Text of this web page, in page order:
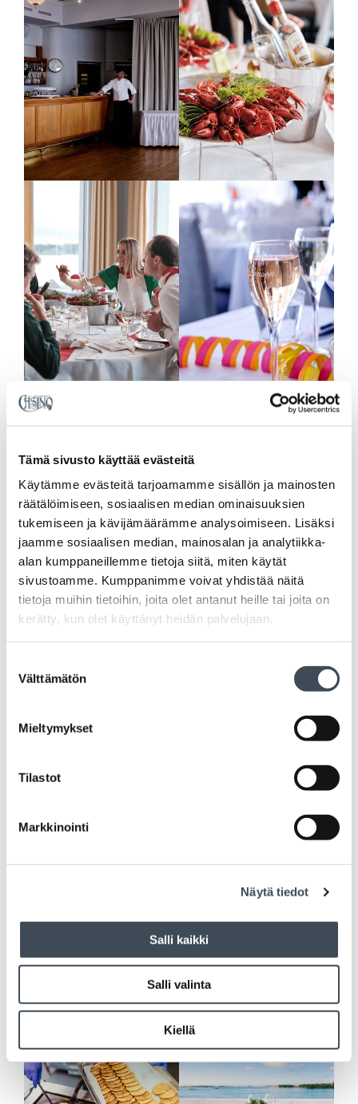
Tämä sivusto käyttää evästeitä
Käytämme evästeitä tarjoamamme sisällön ja mainosten
räätälöimiseen, sosiaalisen median ominaisuuksien
tukemiseen ja kävijämäärämme analysoimiseen. Lisäksi
jaamme sosiaalisen median, mainosalan ja analytiikka-
alan kumppaneillemme tietoja siitä, miten käytät
sivustoamme. Kumppanimme voivat yhdistää näitä
tietoja muihin tietoihin, joita olet antanut heille tai joita on
kerätty, kun olet käyttänyt heidän palvelujaan.
valinta
Välttämätön
Mieltymykset
Tilastot
Markkinointi
Näytä tiedot
Salli kaikki
Salli valinta
Kiellä